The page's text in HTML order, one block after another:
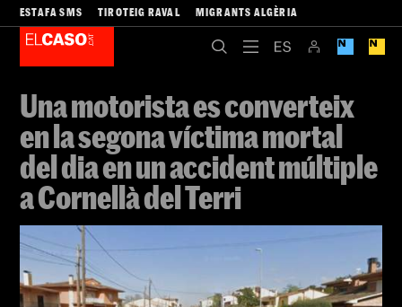
ESTAFA SMS TIROTEIG RAVAL MIGRANTS ALGÈRIA
Una motorista es converteix
en la segona víctima mortal
del dia en un accident múltiple
a Cornellà del Terri